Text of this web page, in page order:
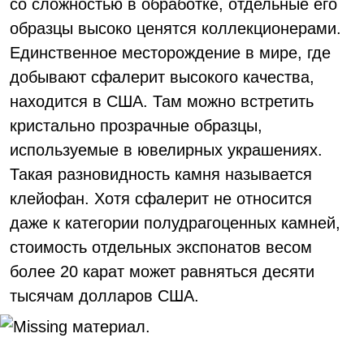
со сложностью в обработке, отдельные его
образцы высоко ценятся коллекционерами.
Единственное месторождение в мире, где
добывают сфалерит высокого качества,
находится в США. Там можно встретить
кристально прозрачные образцы,
используемые в ювелирных украшениях.
Такая разновидность камня называется
клейофан. Хотя сфалерит не относится
даже к категории полудрагоценных камней,
стоимость отдельных экспонатов весом
более 20 карат может равняться десяти
тысячам долларов США.